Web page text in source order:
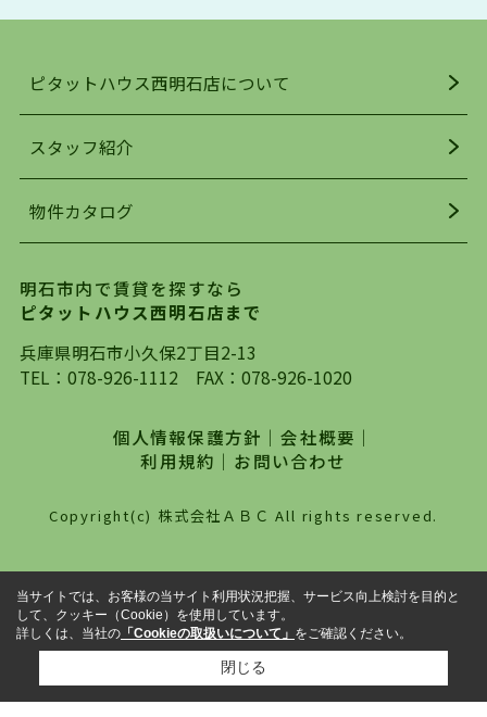
明石駅・西明石駅を中心に、明石市・神戸市西区
でお部屋探している方は、ぜひ当ＨＰにて物件を
お探しになってください。弊社は、スタッフの平
を行っており地域最大級の情報取扱量を誇ってお
ります。店頭で限られた物件をご紹介する、従来
自身でインターネットを利用し、理想のお部屋を
探していただき、選択していただいた物件情報に
対して、専門知識を持ったスタッフがサポートさ
せていただくスタイルを心がけております。私た
は、一度だけでは終わらない、お客様との末長い
お付き合いです。初めての一人暮らしから、就
職・ご結婚・売買物件の購入、などなど一生涯に
わたる、良きアドバイザーとして、地域に密着し
た営業スタイルで様々なお役立ちができればと強
わせください。
ピタットハウス西明石店について
スタッフ紹介
物件カタログ
明石市内で賃貸を探すなら
ピタットハウス西明石店まで
兵庫県明石市小久保2丁目2-13
TEL： 078-926-1112 FAX：078-926-1020
個人情報保護方針 ｜会社概要 ｜
利用規約 ｜ お問い合わせ
Copyright(c) 株式会社ＡＢＣ All rights reserved.
当サイトでは、お客様の当サイト利用状況把握、サービス向上検討を目的と
して、クッキー（Cookie）を使用しています。
詳しくは、当社の 「Cookieの取扱いについて」 をご確認ください。
閉じる